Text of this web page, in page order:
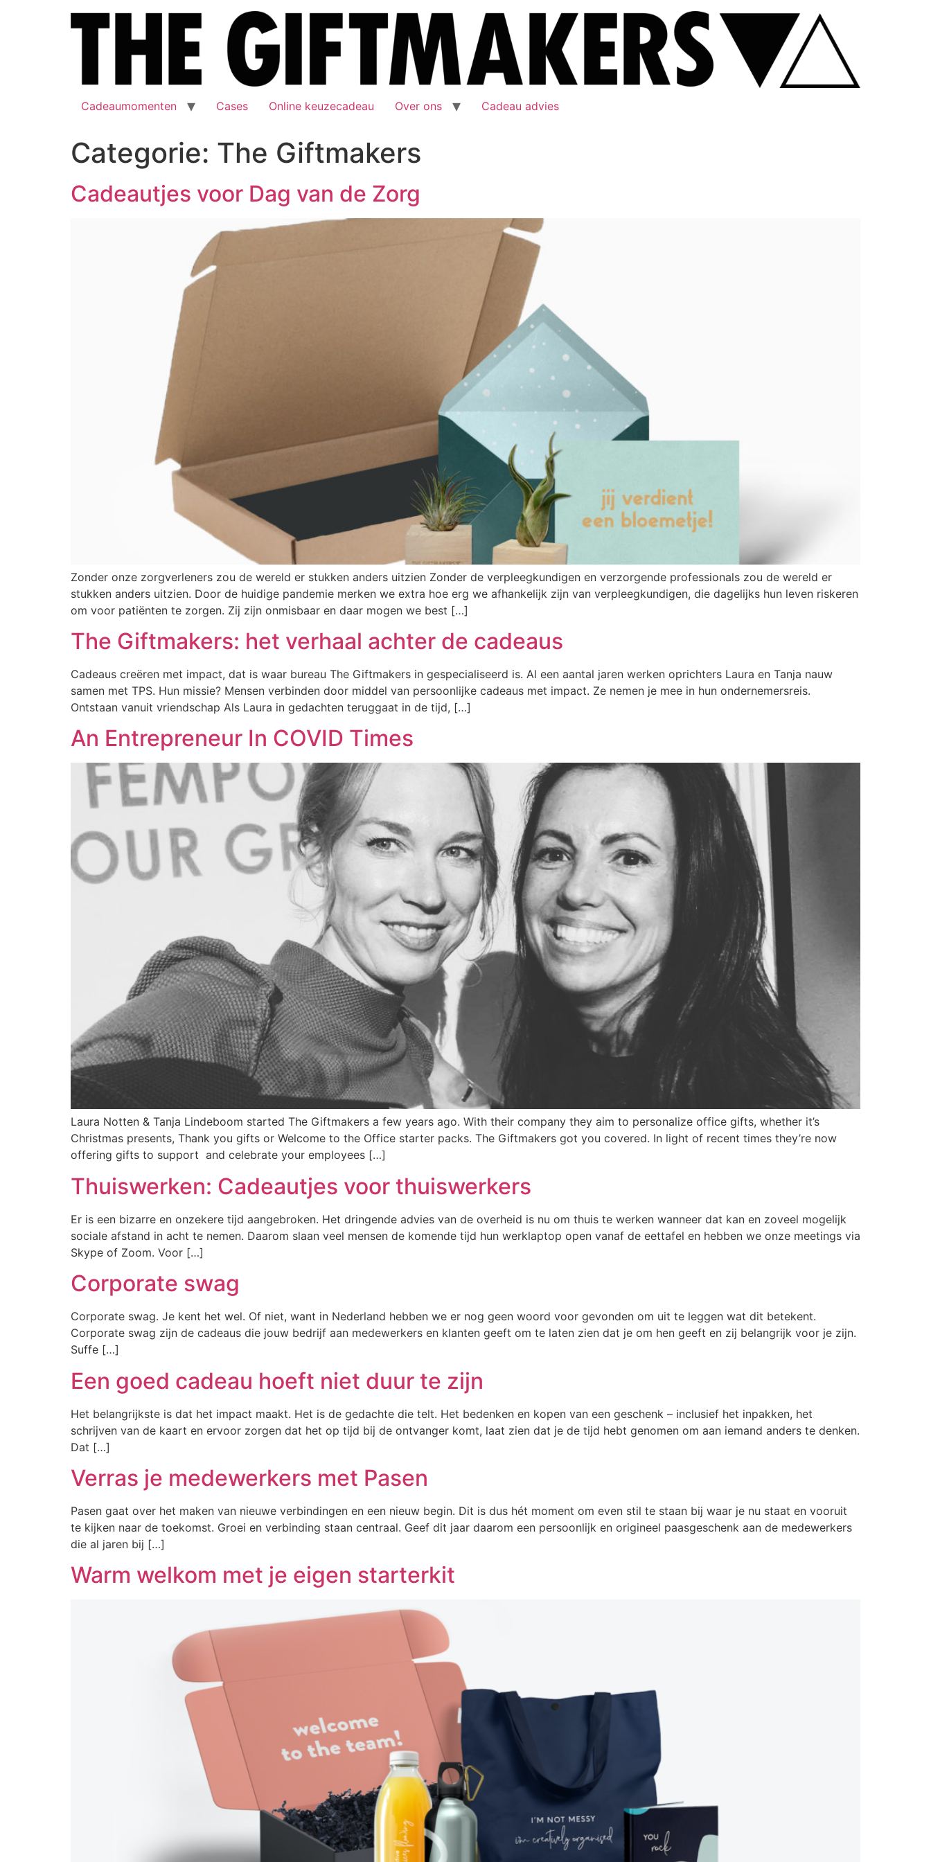
Cadeaumomenten Cases Online keuzecadeau Over ons Cadeau advies
Categorie: The Giftmakers
Cadeautjes voor Dag van de Zorg
Zonder onze zorgverleners zou de wereld er stukken anders uitzien Zonder de verpleegkundigen en verzorgende professionals zou de wereld er
stukken anders uitzien. Door de huidige pandemie merken we extra hoe erg we afhankelijk zijn van verpleegkundigen, die dagelijks hun leven riskeren
om voor patiënten te zorgen. Zij zijn onmisbaar en daar mogen we best […]
The Giftmakers: het verhaal achter de cadeaus
Cadeaus creëren met impact, dat is waar bureau The Giftmakers in gespecialiseerd is. Al een aantal jaren werken oprichters Laura en Tanja nauw
samen met TPS. Hun missie? Mensen verbinden door middel van persoon­lijke cadeaus met impact. Ze nemen je mee in hun ondernemersreis.
Ontstaan vanuit vriendschap Als Laura in gedachten teruggaat in de tijd, […]
An Entrepreneur In COVID Times
Laura Notten & Tanja Lindeboom started The Giftmakers a few years ago. With their company they aim to personalize office gifts, whether it’s
Christmas presents, Thank you gifts or Welcome to the Office starter packs. The Giftmakers got you covered. In light of recent times they’re now
offering gifts to support and celebrate your employees […]
Thuiswerken: Cadeautjes voor thuiswerkers
Er is een bizarre en onzekere tijd aangebroken. Het dringende advies van de overheid is nu om thuis te werken wanneer dat kan en zoveel mogelijk
sociale afstand in acht te nemen. Daarom slaan veel mensen de komende tijd hun werklaptop open vanaf de eettafel en hebben we onze meetings via
Skype of Zoom. Voor […]
Corporate swag
Corporate swag. Je kent het wel. Of niet, want in Nederland hebben we er nog geen woord voor gevonden om uit te leggen wat dit betekent.
Corporate swag zijn de cadeaus die jouw bedrijf aan medewerkers en klanten geeft om te laten zien dat je om hen geeft en zij belangrijk voor je zijn.
Suffe […]
Een goed cadeau hoeft niet duur te zijn
Het belangrijkste is dat het impact maakt. Het is de gedachte die telt. Het bedenken en kopen van een geschenk – inclusief het inpakken, het
schrijven van de kaart en ervoor zorgen dat het op tijd bij de ontvanger komt, laat zien dat je de tijd hebt genomen om aan iemand anders te denken.
Dat […]
Verras je medewerkers met Pasen
Pasen gaat over het maken van nieuwe verbindingen en een nieuw begin. Dit is dus hét moment om even stil te staan bij waar je nu staat en vooruit
te kijken naar de toekomst. Groei en verbinding staan centraal. Geef dit jaar daarom een persoonlijk en origineel paasgeschenk aan de medewerkers
die al jaren bij […]
Warm welkom met je eigen starterkit